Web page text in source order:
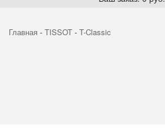
Главная - TISSOT - T-Classic